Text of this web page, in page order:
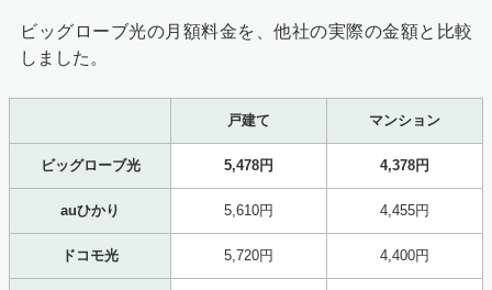
ビッグローブ光の月額料金を、他社の実際の金額と比較
しました。
戸建て マンション
ビッグローブ光 5,478円 4,378円
auひかり 5,610円 4,455円
ドコモ光 5,720円 4,400円